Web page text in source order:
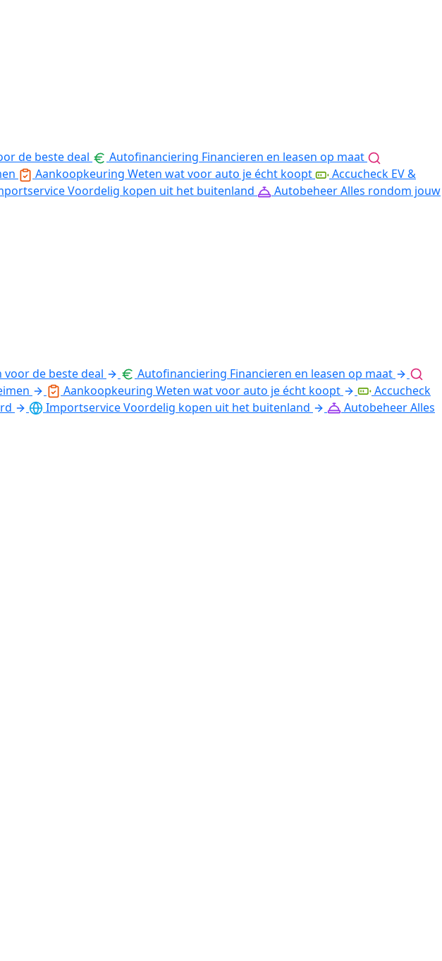
de beste deal Autofinanciering Financieren en leasen op maat
Aankoopkeuring Weten wat voor auto je écht koopt
Accucheck EV &
Voordelig kopen uit het buitenland AutobeheerAlles rondom jouw
de beste deal Autofinanciering Financieren en leasen op maat
Aankoopkeuring Weten wat voor auto je écht koopt
Accucheck
ImportserviceVoordelig kopen uit het buitenland AutobeheerAlles